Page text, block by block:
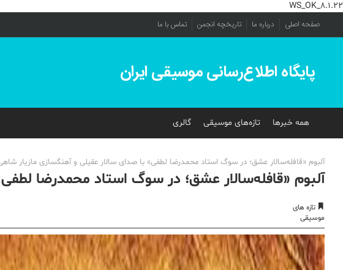
WS_OK_8.1.22
صفحه اصلی درباره ما تاریخچه انجمن تماس با ما
پایگاه اطلاع‌رسانی موسیقی ایران
همه خبرها تازه‌های موسیقی گالری
آلبوم «قافله‌سالار عشق؛ در سوگ استاد محمدرضا لطفی» با صدای سالار عقیلی و آهنگسازی مازیار
آلبوم «قافله‌سالار عشق؛ در سوگ استاد محمدرضا
تازه های
موسیقی